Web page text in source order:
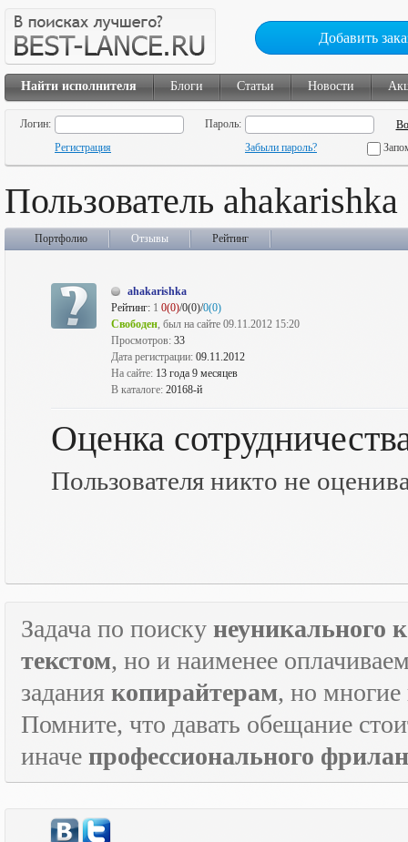
Добавить
Найти исполнителя Блоги Статьи Новости
Логин:
Пароль:
Регистрация
Забыли пароль?
Пользователь ahakarishka
Портфолио Отзывы Рейтинг
ahakarishka
Рейтинг: 1 0(0)/0(0)/0(0)
Свободен, был на сайте 09.11.2012 15:20
Просмотров: 33
Дата регистрации: 09.11.2012
На сайте: 13 года 9 месяцев
В каталоге: 20168-й
Оценка
Пользователя никто не
Задача по поиску неуникального
текстом, но и наименее
задания копирайтерам, но многие
Помните, что давать обещание
иначе профессионального